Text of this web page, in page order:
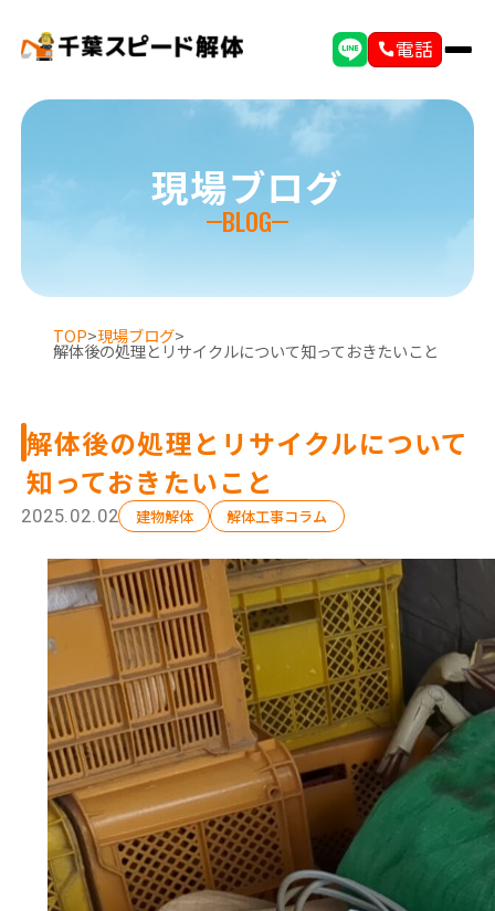
電話
選ばれる理由
解体工事の流れ
会社概要
施工事例
現場ブログ
BLOG
TOP>現場ブログ>
解体後の処理とリサイクルについて知っておきたいこと
解体後の処理とリサイクルについて
知っておきたいこと
2025.02.02 建物解体 解体工事コラム